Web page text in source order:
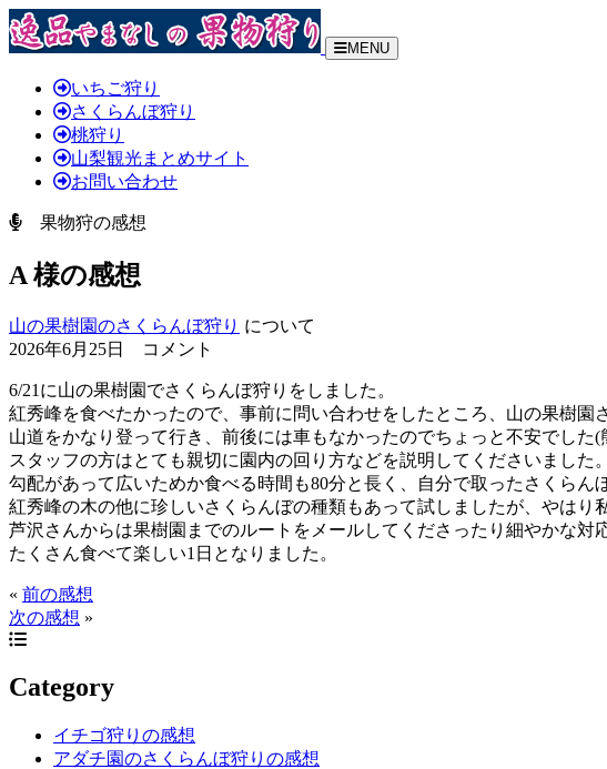
MENU
いちご狩り
さくらんぼ狩り
桃狩り
山梨観光まとめサイト
お問い合わせ
果物狩の感想
A 様の感想
山の果樹園のさくらんぼ狩り について
2026年6月25日 コメント
6/21に山の果樹園でさくらんぼ狩りをしました。
紅秀峰を食べたかったので、事前に問い合わせをしたところ、山の果樹園
山道をかなり登って行き、前後には車もなかったのでちょっと不安でし
スタッフの方はとても親切に園内の回り方などを説明してくださいました。
勾配があって広いためか食べる時間も80分と長く、自分で取ったさくら
紅秀峰の木の他に珍しいさくらんぼの種類もあって試しましたが、やはり
芦沢さんからは果樹園までのルートをメールしてくださったり細やかな
たくさん食べて楽しい1日となりました。
« 前の感想
次の感想 »
Category
イチゴ狩りの感想
アダチ園のさくらんぼ狩りの感想